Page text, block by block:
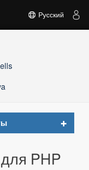
Русский
Toggle
PHP